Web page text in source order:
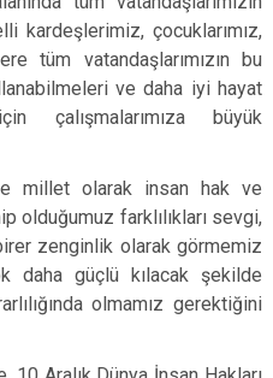
kardeşlerimiz, çocuklarımız,
tüm vatandaşlarımızın bu
ve daha iyi hayat
çalışmalarımıza büyük
millet olarak insan hak ve
olduğumuz farklılıkları sevgi,
zenginlik olarak görmemiz
daha güçlü kılacak şekilde
olmamız gerektiğini